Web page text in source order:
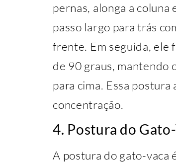
pernas, alonga a
passo largo para trás
frente. Em seguida, ele
de 90 graus, mantendo
para cima. Essa
concentração.
4. Postura do
A postura do gato-vaca